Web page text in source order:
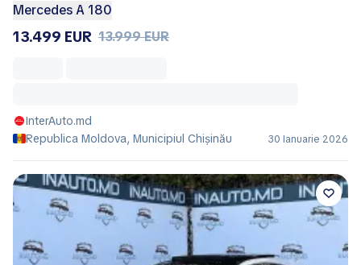
Mercedes A 180
13.499 EUR 13.999 EUR
InterAuto.md
Republica Moldova, Municipiul Chișinău
30 Ianuarie 2026